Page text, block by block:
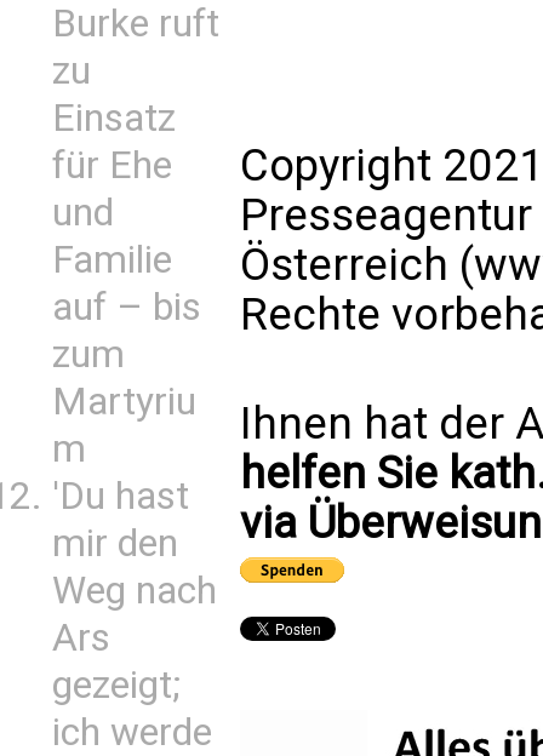
Burke ruft
zu
Einsatz
für Ehe
und
Familie
auf – bis
zum
Martyriu
m
'Du hast
mir den
Weg nach
Ars
gezeigt;
ich werde
Copyright
Presseagentur
Österreich
Rechte
Ihnen hat der
helfen Sie
via